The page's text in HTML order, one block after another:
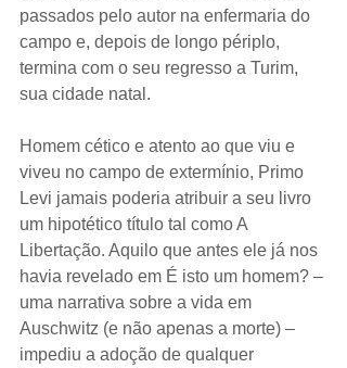
passados pelo autor na enfermaria do
campo e, depois de longo périplo,
termina com o seu regresso a Turim,
sua cidade natal.
Homem cético e atento ao que viu e
viveu no campo de extermínio, Primo
Levi jamais poderia atribuir a seu livro
um hipotético título tal como A
Libertação. Aquilo que antes ele já nos
havia revelado em É isto um homem? –
uma narrativa sobre a vida em
Auschwitz (e não apenas a morte) –
impediu a adoção de qualquer